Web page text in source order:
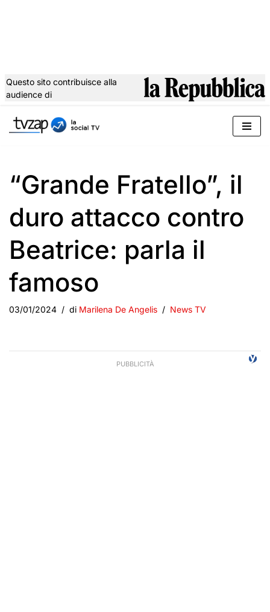
al
Questo sito contribuisce alla
audience di
“Grande Fratello”, il
duro attacco contro
Beatrice: parla il
famoso
03/01/2024 di Marilena De Angelis News TV